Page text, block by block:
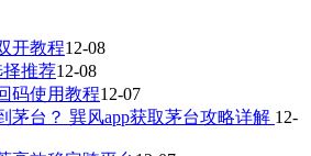
开教程12-08
推荐12-08
码使用教程12-07
茅台？ 巽风app获取茅台攻略详解 12-